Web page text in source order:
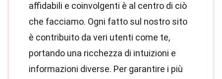
affidabili e coinvolgenti è al centro di ciò
che facciamo. Ogni fatto sul nostro sito
è contribuito da veri utenti come te,
portando una ricchezza di intuizioni e
informazioni diverse. Per garantire i più